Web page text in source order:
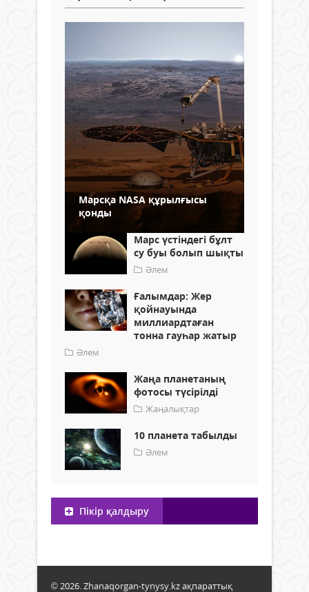
Марсқа NASA құрылғысы
қонды
Марс үстіндегі бұлт
су буы болып шықты
Әлем
Ғалымдар: Жер
қойнауында
миллиардтаған
тонна гауһар жатыр
Әлем
Жаңа планетаның
фотосы түсірілді
Жаңалықтар
10 планета табылды
Әлем
Пікір қалдыру
© 2026. Zhanaqorgan-tynysy.kz ақпараттық